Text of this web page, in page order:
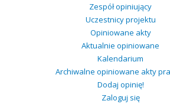
Zespół opiniujący
Uczestnicy projektu
Opiniowane akty
Aktualnie opiniowane
Kalendarium
Archiwalne opiniowane akty
Dodaj opinię!
Zaloguj się